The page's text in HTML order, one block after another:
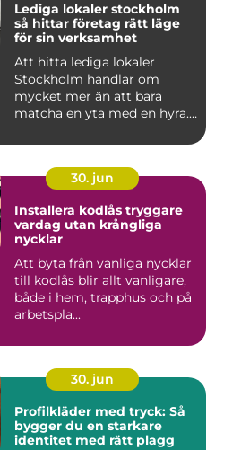
Lediga lokaler stockholm
så hittar företag rätt läge
för sin verksamhet
Att hitta lediga lokaler
Stockholm handlar om
mycket mer än att bara
matcha en yta med en hyra.
30. jun
Installera kodlås tryggare
vardag utan krångliga
nycklar
Att byta från vanliga nycklar
till kodlås blir allt vanligare,
både i hem, trapphus och på
arbetspla...
30. jun
Profilkläder med tryck: Så
bygger du en starkare
identitet med rätt plagg